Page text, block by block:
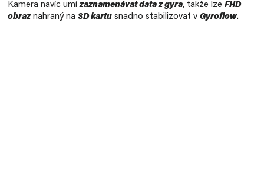
Kamera navíc umízaznamenávat data z gyra, takže lze FHD
obraznahraný na SD kartu snadno stabilizovat v Gyroflow.